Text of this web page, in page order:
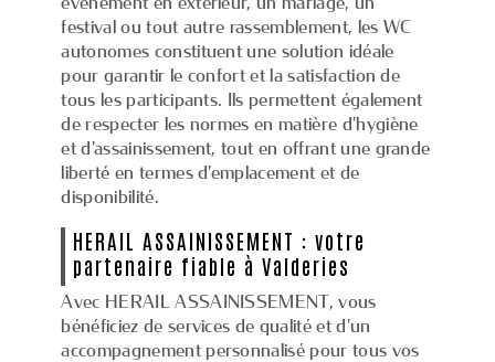
festival ou tout autre rassemblement, les WC
autonomes constituent une solution idéale
pour garantir le confort et la satisfaction de
tous les participants. Ils permettent également
de respecter les normes en matière d'hygiène
et d'assainissement, tout en offrant une grande
liberté en termes d'emplacement et de
disponibilité.
HERAIL ASSAINISSEMENT : votre
partenaire fiable à Valderies
Avec HERAIL ASSAINISSEMENT, vous
bénéficiez de services de qualité et d'un
accompagnement personnalisé pour tous vos